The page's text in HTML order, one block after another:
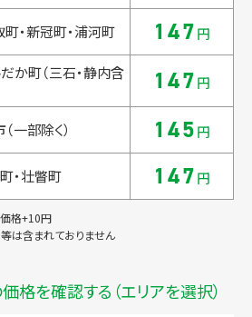
・新冠町・浦河町 147円
か町（三石・静内含
147円
一部除く） 145円
・壮瞥町 147円
格+10円
は含まれておりません
格を確認する（エリアを選択）